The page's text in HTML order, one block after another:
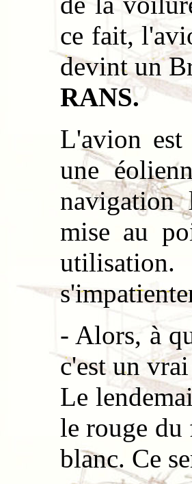
ce fait,
devint un
RANS.
L'avion
une
navigation
mise au
- Alors, à
c'est un
Le
le rouge du
blanc. Ce